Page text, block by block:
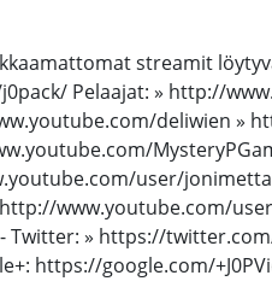
streamit
Pelaajat: » http://
deliwien »
user/
www.youtube.com/
» https://
https://google.com/